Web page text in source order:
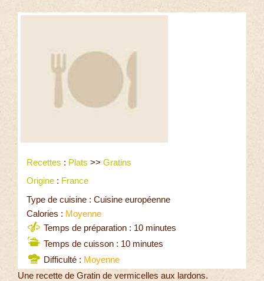
Recettes : Plats >> Gratins
Origine : France
Type de cuisine : Cuisine européenne
Calories : Moyenne
Temps de préparation : 10 minutes
Temps de cuisson : 10 minutes
Difficulté : Moyenne
Une recette de Gratin de vermicelles aux lardons.